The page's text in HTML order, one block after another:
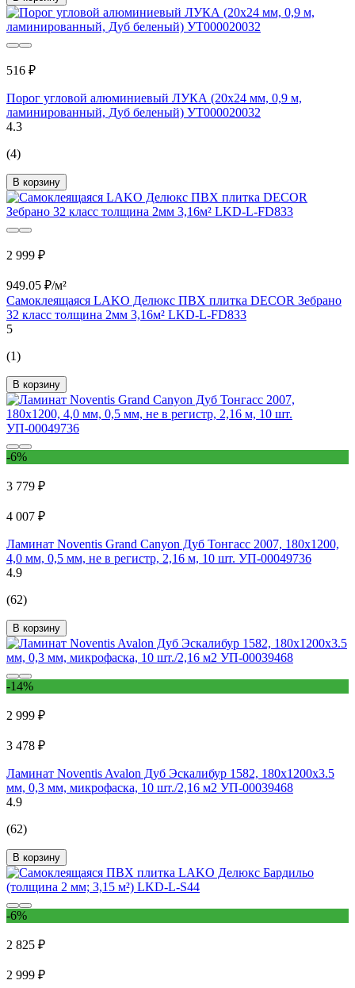
516 ₽
Порог угловой алюминиевый ЛУКА (20х24 мм, 0,9 м,
ламинированный, Дуб беленый) УТ000020032
4.3
(4)
В корзину
2 999 ₽
949.05 ₽/м²
Самоклеящаяся LAKO Делюкс ПВХ плитка DECOR Зебрано
32 класс толщина 2мм 3,16м² LKD-L-FD833
5
(1)
В корзину
-6%
3 779 ₽
4 007 ₽
Ламинат Noventis Grand Сanyon Дуб Тонгасс 2007, 180x1200,
4,0 мм, 0,5 мм, не в регистр, 2,16 м, 10 шт. УП-00049736
4.9
(62)
В корзину
-14%
2 999 ₽
3 478 ₽
Ламинат Noventis Avalon Дуб Эскалибур 1582, 180x1200х3.5
мм, 0,3 мм, микрофаска, 10 шт./2,16 м2 УП-00039468
4.9
(62)
В корзину
-6%
2 825 ₽
2 999 ₽